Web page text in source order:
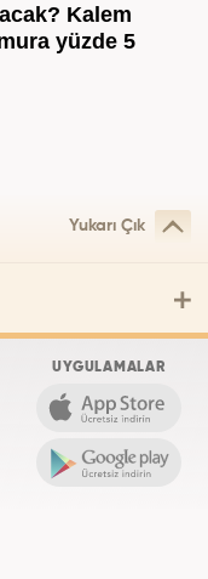
Kalem
yüzde 5
Yukarı Çık
UYGULAMALAR